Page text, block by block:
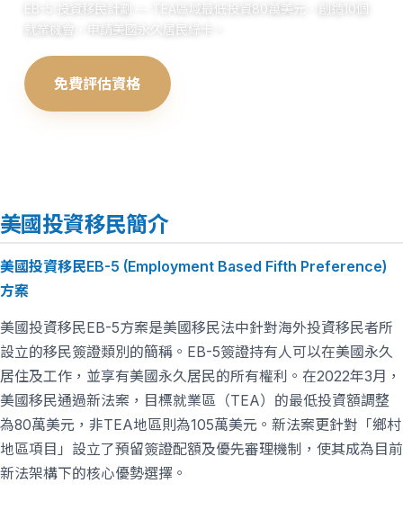
EB-5 投資移民計劃 — TEA區域最低投資80萬美元，創造10個
就業機會，申請美國永久居民綠卡。
免費評估資格
美國投資移民簡介
美國投資移民EB-5 (Employment Based Fifth Preference)
方案
美國投資移民EB-5方案是美國移民法中針對海外投資移民者所
設立的移民簽證類別的簡稱。EB-5簽證持有人可以在美國永久
居住及工作，並享有美國永久居民的所有權利。在2022年3月，
美國移民通過新法案，目標就業區（TEA）的最低投資額調整
為80萬美元，非TEA地區則為105萬美元。新法案更針對「鄉村
地區項目」設立了預留簽證配額及優先審理機制，使其成為目前
新法架構下的核心優勢選擇。